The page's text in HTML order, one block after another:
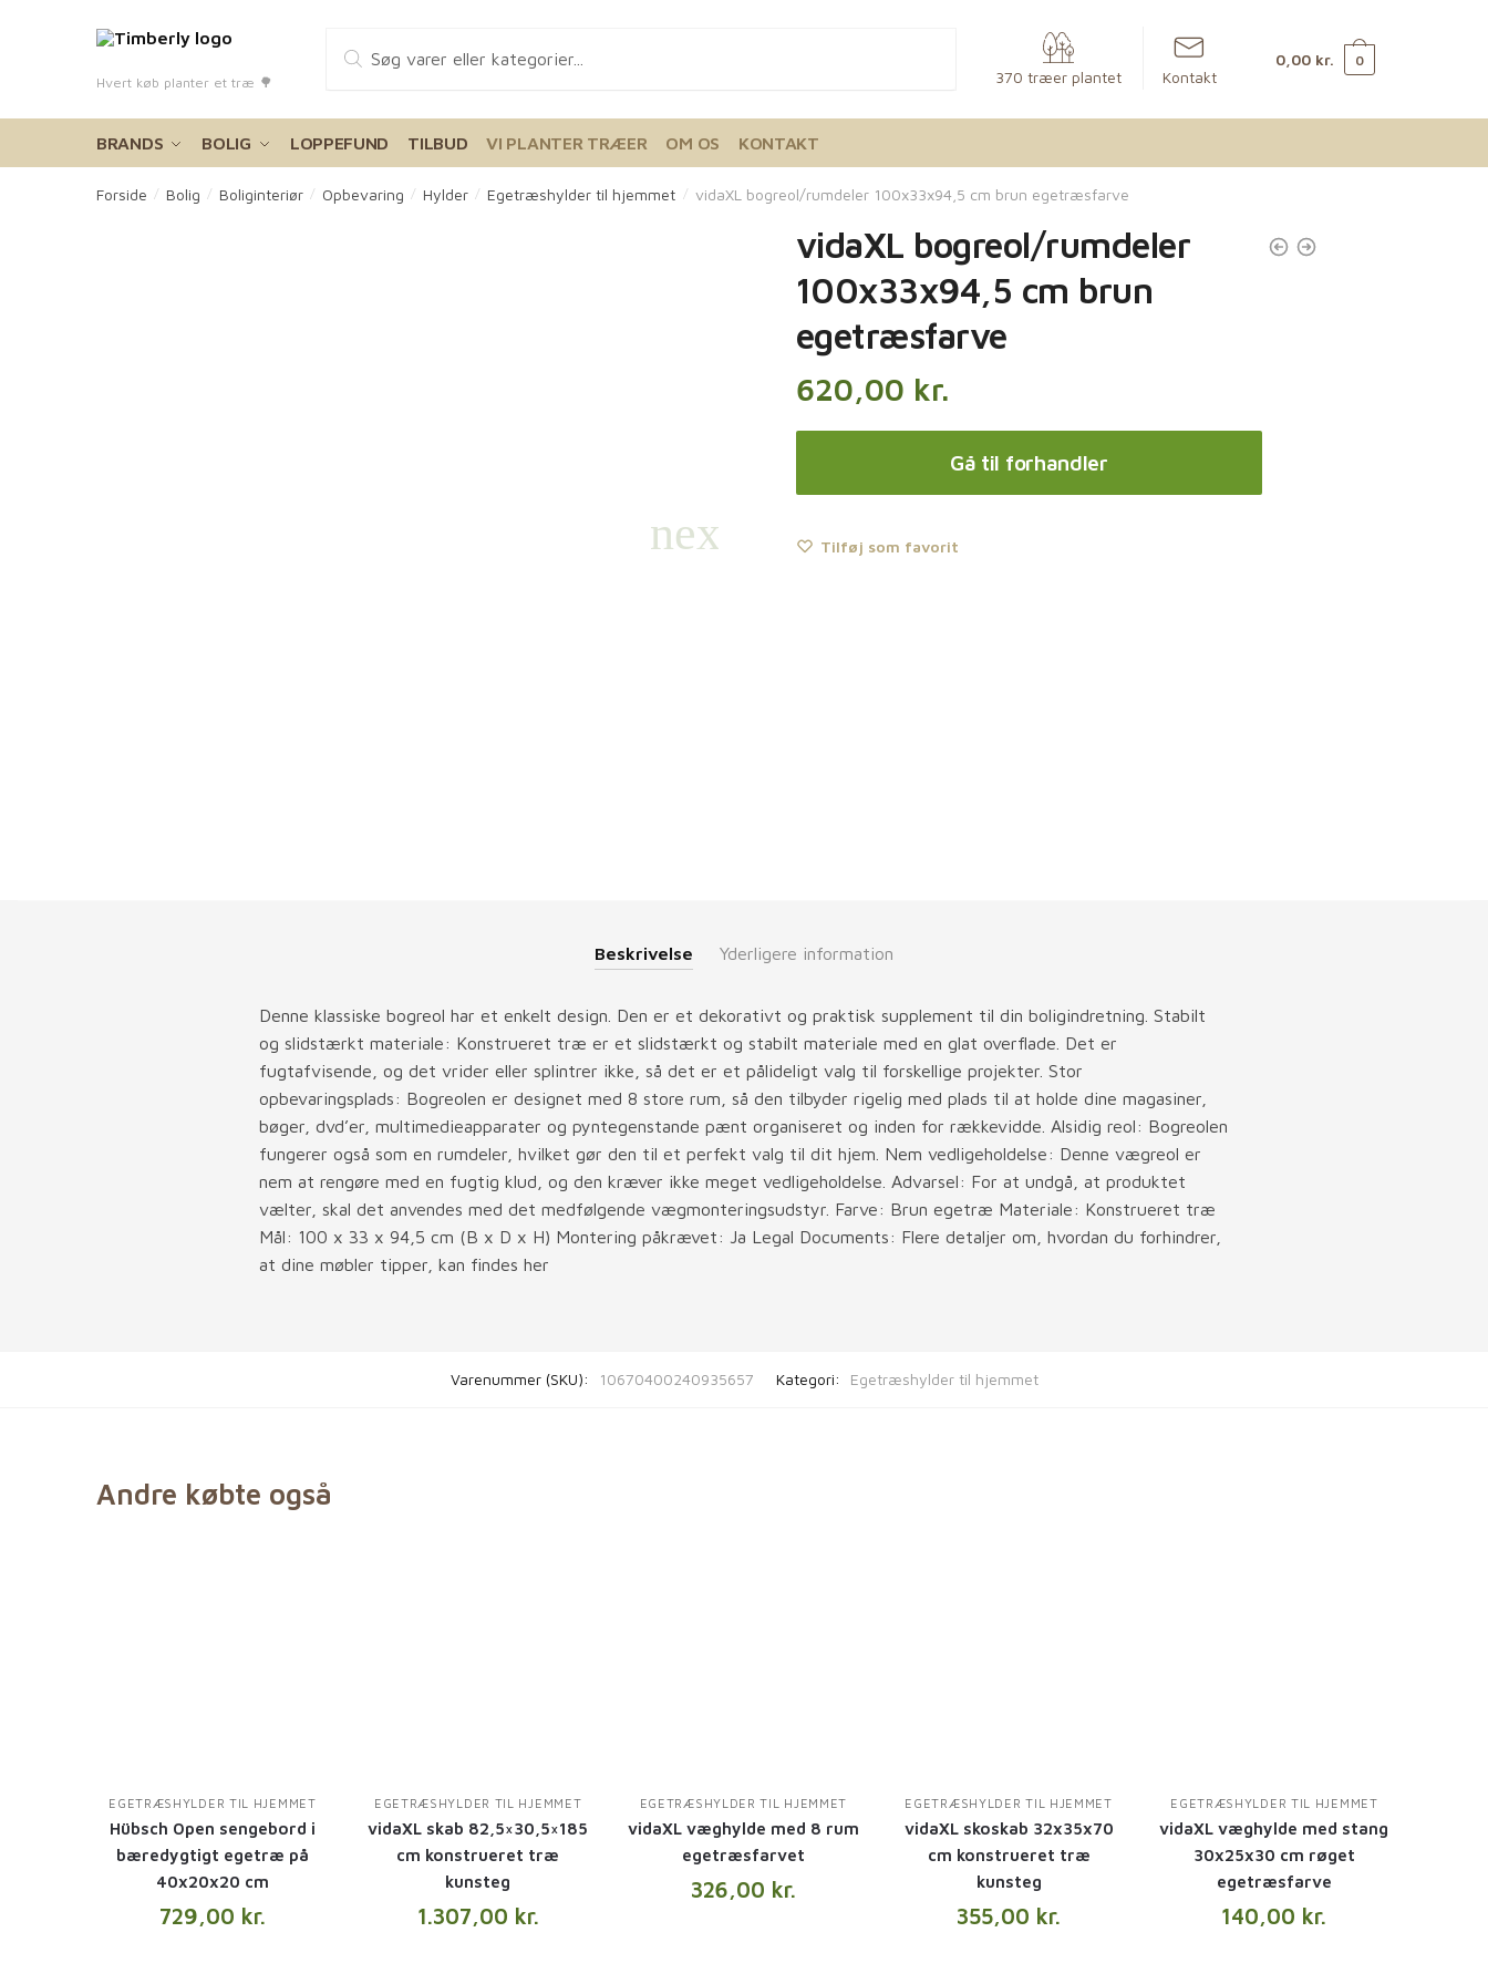
Hvert køb planter et træ 🌳
search
370 træer plantet Kontakt
0,00 kr. 0
BRANDS BOLIG LOPPEFUND TILBUD VI PLANTER TRÆER OM OS KONTAKT
Forside / Bolig / Boliginteriør / Opbevaring / Hylder / Egetræshylder til hjemmet / vidaXL bogreol/rumdeler 100x33x94,5 cm brun egetræsfarve
vidaXL bogreol/rumdeler
100x33x94,5 cm brun
egetræsfarve
620,00 kr.
Gå til forhandler
Tilføj som favorit
Beskrivelse Yderligere information
Denne klassiske bogreol har et enkelt design. Den er et dekorativt og praktisk supplement til din boligindretning. Stabilt
og slidstærkt materiale: Konstrueret træ er et slidstærkt og stabilt materiale med en glat overflade. Det er
fugtafvisende, og det vrider eller splintrer ikke, så det er et pålideligt valg til forskellige projekter. Stor
opbevaringsplads: Bogreolen er designet med 8 store rum, så den tilbyder rigelig med plads til at holde dine magasiner,
bøger, dvd’er, multimedieapparater og pyntegenstande pænt organiseret og inden for rækkevidde. Alsidig reol: Bogreolen
fungerer også som en rumdeler, hvilket gør den til et perfekt valg til dit hjem. Nem vedligeholdelse: Denne vægreol er
nem at rengøre med en fugtig klud, og den kræver ikke meget vedligeholdelse. Advarsel: For at undgå, at produktet
vælter, skal det anvendes med det medfølgende vægmonteringsudstyr. Farve: Brun egetræ Materiale: Konstrueret træ
Mål: 100 x 33 x 94,5 cm (B x D x H) Montering påkrævet: Ja Legal Documents: Flere detaljer om, hvordan du forhindrer,
at dine møbler tipper, kan findes her
Varenummer (SKU): 10670400240935657 Kategori: Egetræshylder til hjemmet
Andre købte også
EGETRÆSHYLDER TIL HJEMMET
Hübsch Open sengebord i
bæredygtigt egetræ på
40x20x20 cm
729,00 kr.
EGETRÆSHYLDER TIL HJEMMET
vidaXL skab 82,5×30,5×185
cm konstrueret træ
kunsteg
1.307,00 kr.
EGETRÆSHYLDER TIL HJEMMET
vidaXL væghylde med 8 rum
egetræsfarvet
326,00 kr.
EGETRÆSHYLDER TIL HJEMMET
vidaXL skoskab 32x35x70
cm konstrueret træ
kunsteg
355,00 kr.
EGETRÆSHYLDER TIL HJEMMET
vidaXL væghylde med stang
30x25x30 cm røget
egetræsfarve
140,00 kr.